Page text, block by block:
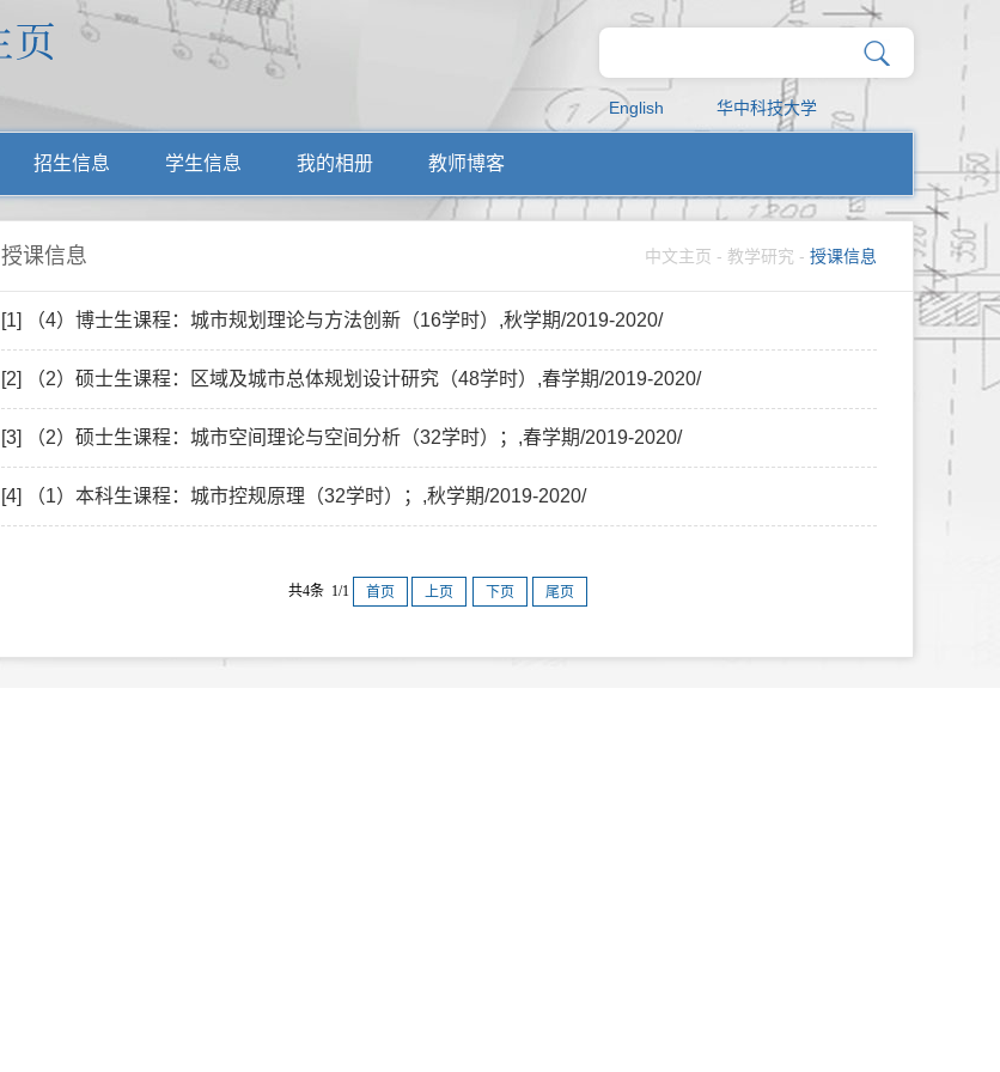
English 华中科技大学
招生信息 学生信息 我的相册 教师博客
授课信息 中文主页 - 教学研究 - 授课信息
[1] （4）博士生课程：城市规划理论与方法创新（16学时）,秋学期/2019-2020/
[2] （2）硕士生课程：区域及城市总体规划设计研究（48学时）,春学期/2019-2020/
[3] （2）硕士生课程：城市空间理论与空间分析（32学时）；,春学期/2019-2020/
[4] （1）本科生课程：城市控规原理（32学时）；,秋学期/2019-2020/
共4条 1/1 首页 上页 下页 尾页